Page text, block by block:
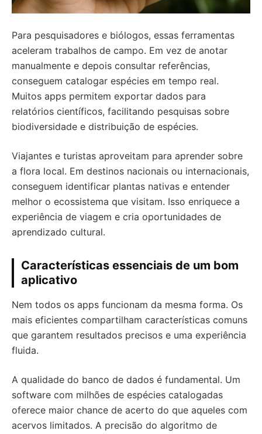
Para pesquisadores e biólogos, essas ferramentas
aceleram trabalhos de campo. Em vez de anotar
manualmente e depois consultar referências,
conseguem catalogar espécies em tempo real.
Muitos apps permitem exportar dados para
relatórios científicos, facilitando pesquisas sobre
biodiversidade e distribuição de espécies.
Viajantes e turistas aproveitam para aprender sobre
a flora local. Em destinos nacionais ou internacionais,
conseguem identificar plantas nativas e entender
melhor o ecossistema que visitam. Isso enriquece a
experiência de viagem e cria oportunidades de
aprendizado cultural.
Características essenciais de um bom
aplicativo
Nem todos os apps funcionam da mesma forma. Os
mais eficientes compartilham características comuns
que garantem resultados precisos e uma experiência
fluida.
A qualidade do banco de dados é fundamental. Um
software com milhões de espécies catalogadas
oferece maior chance de acerto do que aqueles com
acervos limitados. A precisão do algoritmo de